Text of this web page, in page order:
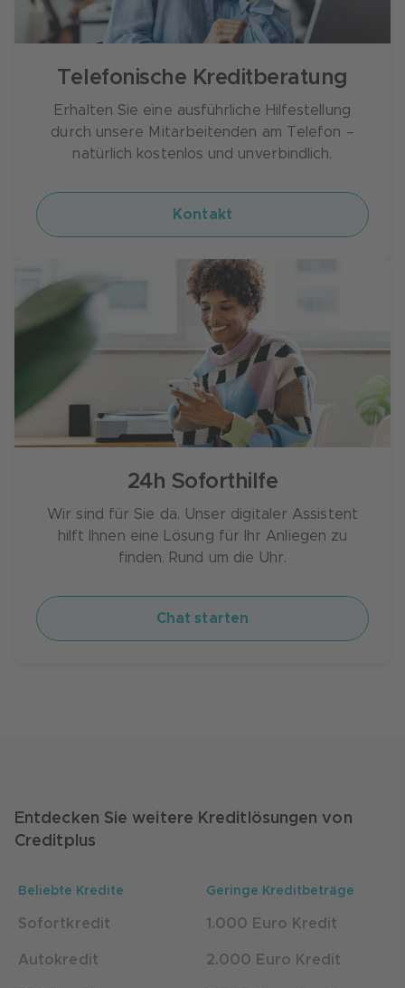
Telefonische Kreditberatung
Erhalten Sie eine ausführliche Hilfestellung
durch unsere Mitarbeitenden am Telefon –
natürlich kostenlos und unverbindlich.
Kontakt
24h Soforthilfe
Wir sind für Sie da. Unser digitaler Assistent
hilft Ihnen eine Lösung für Ihr Anliegen zu
finden. Rund um die Uhr.
Chat starten
Entdecken Sie weitere Kreditlösungen von
Creditplus
Beliebte Kredite
Sofortkredit
Autokredit
Geringe Kreditbeträge
1.000 Euro Kredit
2.000 Euro Kredit